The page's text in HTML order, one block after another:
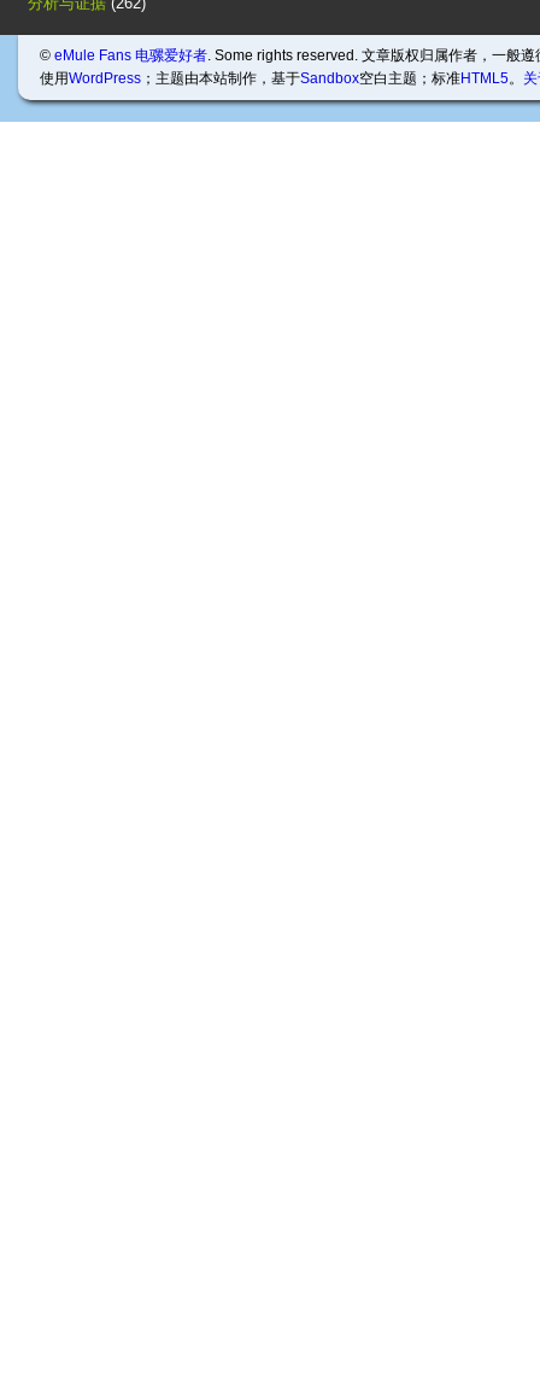
© eMule Fans 电骡爱好者. Some rights reserved. 文章版权归属作者，一般遵
使用WordPress；主题由本站制作，基于Sandbox空白主题；标准HTML5。